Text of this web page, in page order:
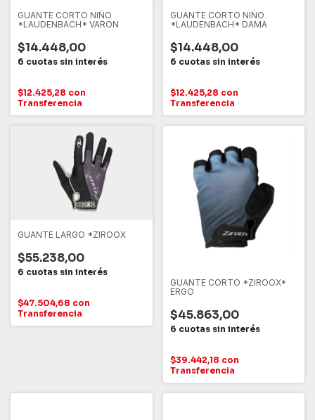
GUANTE CORTO NIÑO
*LAUDENBACH* VARON
$14.448,00
$12.425,28 con
Transferencia
GUANTE CORTO NIÑO
*LAUDENBACH* DAMA
$14.448,00
$12.425,28 con
Transferencia
GUANTE LARGO *ZIROOX
$55.238,00
$47.504,68 con
Transferencia
GUANTE CORTO *ZIROOX*
ERGO
$45.863,00
$39.442,18 con
Transferencia